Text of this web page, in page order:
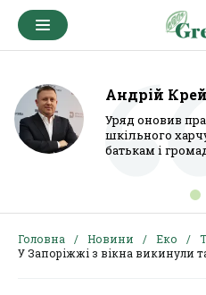
Андрій
Уряд оновив
шкільного
батькам і
Головна Новини Еко
У Запоріжжі з вікна викинули